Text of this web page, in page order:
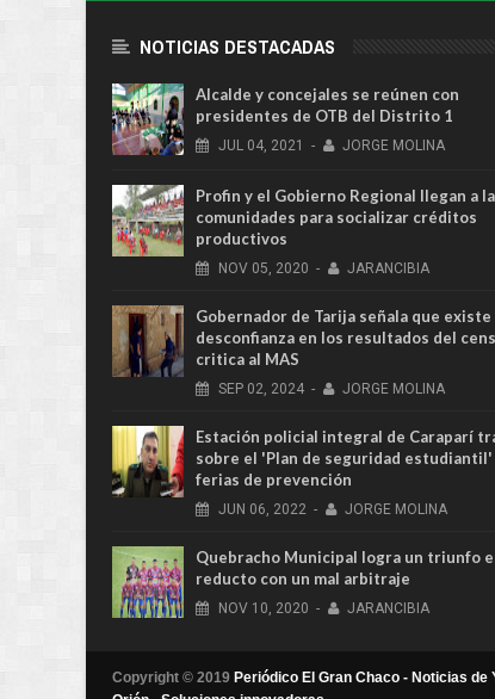
NOTICIAS DESTACADAS
Alcalde y concejales se reúnen con
presidentes de OTB del Distrito 1
JUL 04, 2021 - JORGE MOLINA
Profin y el Gobierno Regional llegan a
comunidades para socializar créditos
productivos
NOV 05, 2020 - JARANCIBIA
Gobernador de Tarija señala que existe
desconfianza en los resultados del
critica al MAS
SEP 02, 2024 - JORGE MOLINA
Estación policial integral de Caraparí
sobre el 'Plan de seguridad estudiantil'
ferias de prevención
JUN 06, 2022 - JORGE MOLINA
Quebracho Municipal logra un triunfo
reducto con un mal arbitraje
NOV 10, 2020 - JARANCIBIA
Copyright © 2019 Periódico El Gran Chaco - Noticias de